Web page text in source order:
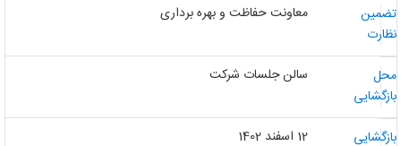
معاونت حفاظت و بهره برداری
سالن جلسات شرکت
12 اسفند 1402